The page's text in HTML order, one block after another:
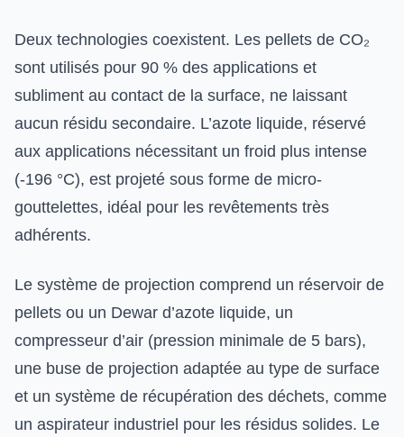
Deux technologies coexistent. Les pellets de CO₂
sont utilisés pour 90 % des applications et
subliment au contact de la surface, ne laissant
aucun résidu secondaire. L’azote liquide, réservé
aux applications nécessitant un froid plus intense
(-196 °C), est projeté sous forme de micro-
gouttelettes, idéal pour les revêtements très
adhérents.
Le système de projection comprend un réservoir de
pellets ou un Dewar d’azote liquide, un
compresseur d’air (pression minimale de 5 bars),
une buse de projection adaptée au type de surface
et un système de récupération des déchets, comme
un aspirateur industriel pour les résidus solides. Le